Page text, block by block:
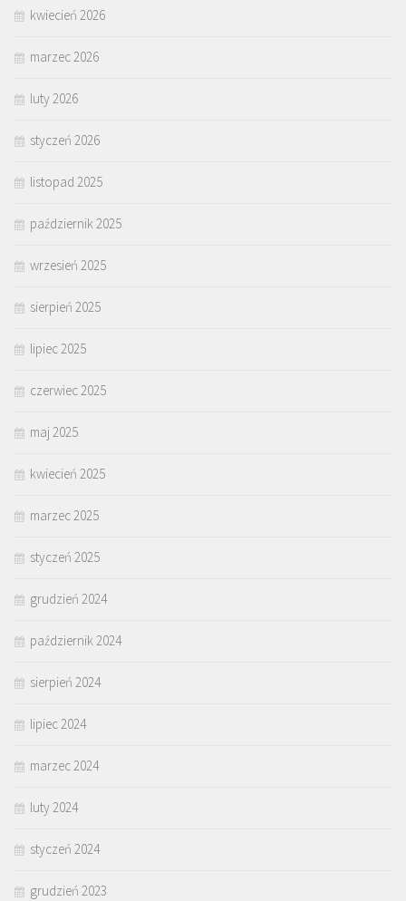
kwiecień 2026
marzec 2026
luty 2026
styczeń 2026
listopad 2025
październik 2025
wrzesień 2025
sierpień 2025
lipiec 2025
czerwiec 2025
maj 2025
kwiecień 2025
marzec 2025
styczeń 2025
grudzień 2024
październik 2024
sierpień 2024
lipiec 2024
marzec 2024
luty 2024
styczeń 2024
grudzień 2023